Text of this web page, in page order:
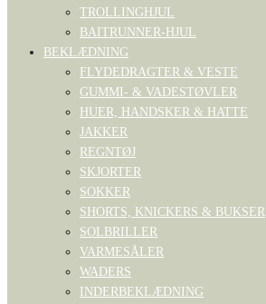
TROLLINGHJUL
BAITRUNNER-HJUL
BEKLÆDNING
FLYDEDRAGTER & VESTE
GUMMI- & VADESTØVLER
HUER, HANDSKER & HATTE
JAKKER
REGNTØJ
SKJORTER
SOKKER
SHORTS, KNICKERS & BUKSER
SOLBRILLER
VARMESÅLER
WADERS
INDERBEKLÆDNING